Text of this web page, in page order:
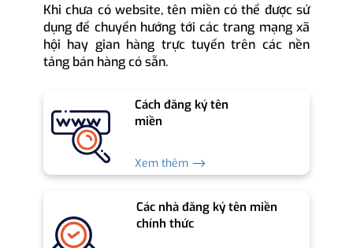
Khi chưa có website, tên miền có thể được sử
dụng để chuyển hướng tới các trang mạng xã
hội hay gian hàng trực tuyến trên các nền
tảng bán hàng có sẵn.
Cách đăng ký tên
miền
Xem thêm ⟶
Các nhà đăng ký tên miền
chính thức